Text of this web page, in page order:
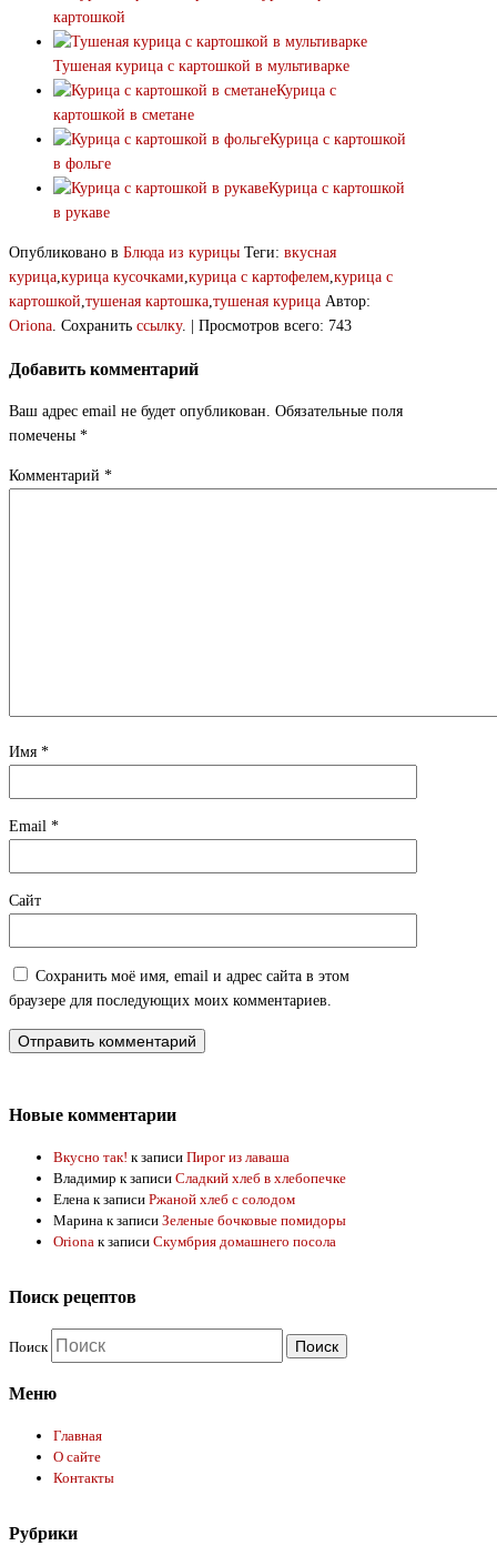
картошкой
Тушеная курица с картошкой в мультиварке
Курица с
картошкой в сметане
Курица с картошкой
в фольге
Курица с картошкой
в рукаве
Опубликовано в Блюда из курицы Теги: вкусная
курица,курица кусочками,курица с картофелем,курица с
картошкой,тушеная картошка,тушеная курица Автор:
Oriona. Сохранить ссылку. | Просмотров всего: 743
Добавить комментарий
Ваш адрес email не будет опубликован. Обязательные поля
помечены *
Комментарий *
Имя *
Email *
Сайт
Сохранить моё имя, email и адрес сайта в этом
браузере для последующих моих комментариев.
Новые комментарии
Вкусно так! к записи Пирог из лаваша
Владимир к записи Сладкий хлеб в хлебопечке
Елена к записи Ржаной хлеб с солодом
Марина к записи Зеленые бочковые помидоры
Oriona к записи Скумбрия домашнего посола
Поиск рецептов
Поиск
Меню
Главная
О сайте
Контакты
Рубрики